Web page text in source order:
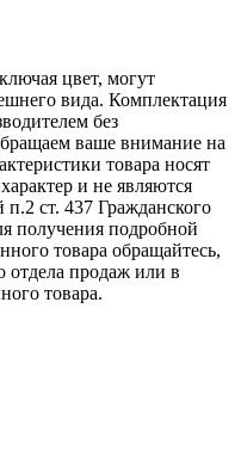
цвет, могут
вида. Комплектация
без
ваше внимание на
товара носят
и не являются
ст. 437 Гражданского
получения подробной
товара обращайтесь,
отдела продаж или в
товара.